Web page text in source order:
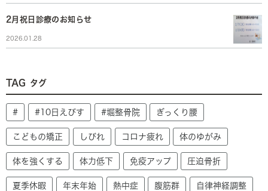
2月祝日診療のお知らせ
2026.01.28
TAG タグ
# #10日えびす #堀整骨院 ぎっくり腰
こどもの矯正 しびれ コロナ疲れ 体のゆがみ
体を強くする 体力低下 免疫アップ 圧迫骨折
夏季休暇 年末年始 熱中症 腹筋群 自律神経調整